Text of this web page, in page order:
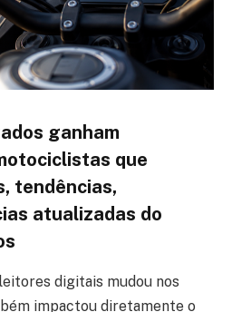
ganham
que
tendências,
atualizadas do
digitais mudou nos
impactou diretamente o